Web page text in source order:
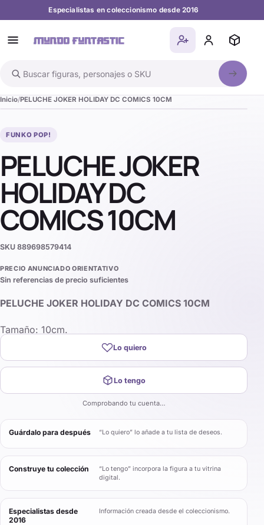
Especialistas en coleccionismo desde 2016
Buscar en el catálogo
Inicio PELUCHE JOKER HOLIDAY DC COMICS 10CM
FUNKO POP!
PELUCHE JOKER
HOLIDAY DC
COMICS 10CM
SKU 889698579414
PRECIO ANUNCIADO ORIENTATIVO
Sin referencias de precio suficientes
PELUCHE JOKER HOLIDAY DC COMICS 10CM
Tamaño: 10cm.
Lo quiero
Lo tengo
Comprobando tu cuenta…
Guárdalo para después “Lo quiero” lo añade a tu lista de deseos.
Construye tu colección
“Lo tengo” incorpora la figura a tu vitrina
digital.
Especialistas desde
2016
Información creada desde el coleccionismo.